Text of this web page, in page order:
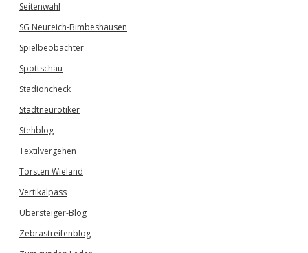
Seitenwahl
SG Neureich-Bimbeshausen
Spielbeobachter
Spottschau
Stadioncheck
Stadtneurotiker
Stehblog
Textilvergehen
Torsten Wieland
Vertikalpass
Übersteiger-Blog
Zebrastreifenblog